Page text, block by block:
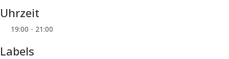
Uhrzeit
19:00 - 21:00
Labels